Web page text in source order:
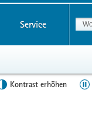
Service
Kontrast erhöhen